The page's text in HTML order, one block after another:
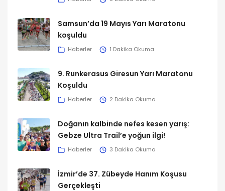
Samsun’da 19 Mayıs Yarı Maratonu
koşuldu
Haberler 1 Dakika Okuma
9. Runkerasus Giresun Yarı Maratonu
Koşuldu
Haberler 2 Dakika Okuma
Doğanın kalbinde nefes kesen yarış:
Gebze Ultra Trail’e yoğun ilgi!
Haberler 3 Dakika Okuma
İzmir’de 37. Zübeyde Hanım Koşusu
Gerçekleşti